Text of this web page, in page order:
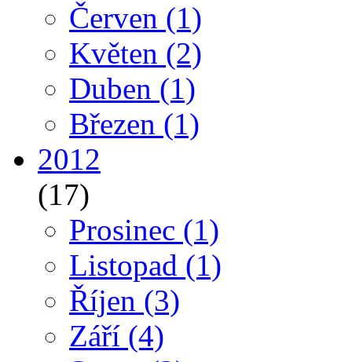
Červen (1)
Květen (2)
Duben (1)
Březen (1)
2012
(17)
Prosinec (1)
Listopad (1)
Říjen (3)
Září (4)